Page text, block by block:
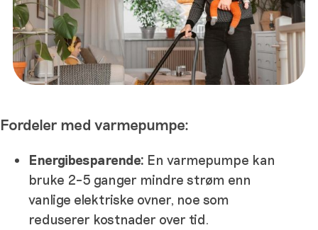
Fordeler med varmepumpe:
Energibesparende: En varmepumpe kan
bruke 2–5 ganger mindre strøm enn
vanlige elektriske ovner, noe som
reduserer kostnader over tid.